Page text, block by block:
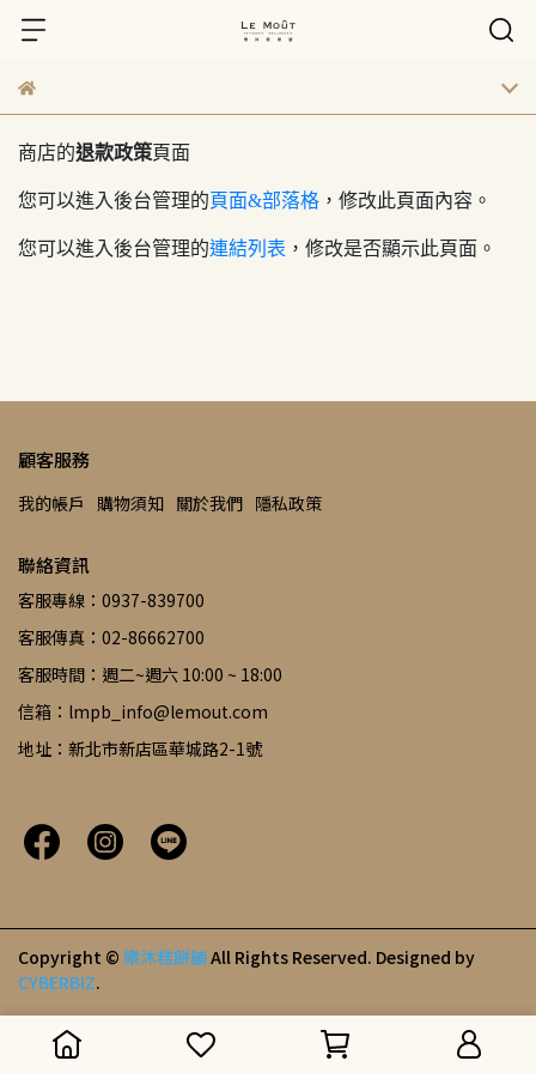
商店的退款政策頁面
您可以進入後台管理的頁面&部落格 ，修改此頁面內容。
您可以進入後台管理的連結列表 ，修改是否顯示此頁面。
顧客服務
我的帳戶 購物須知 關於我們 隱私政策
聯絡資訊
客服專線：0937-839700
客服傳真：02-86662700
客服時間：週二~週六 10:00 ~ 18:00
信箱：lmpb_info@lemout.com
地址：新北市新店區華城路2-1號
Copyright © 樂沐糕餅舖All Rights Reserved. Designed by
CYBERBIZ.